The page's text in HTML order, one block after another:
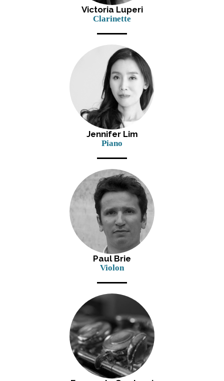
Victoria Luperi
Clarinette
Jennifer Lim
Piano
Paul Brie
Violon